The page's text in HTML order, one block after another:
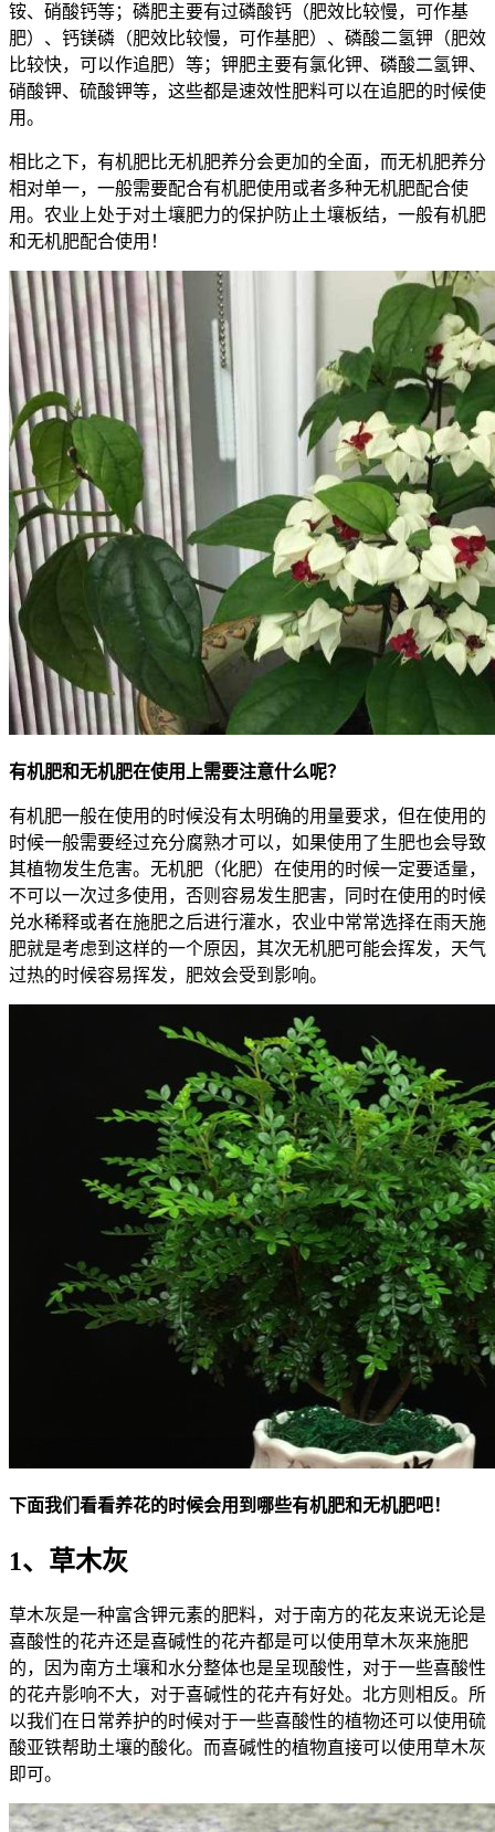
铵、硝酸钙等；磷肥主要有过磷酸钙（肥效比较慢，可作基
肥）、钙镁磷（肥效比较慢，可作基肥）、磷酸二氢钾（肥效
比较快，可以作追肥）等；钾肥主要有氯化钾、磷酸二氢钾、
硝酸钾、硫酸钾等，这些都是速效性肥料可以在追肥的时候使
用。
相比之下，有机肥比无机肥养分会更加的全面，而无机肥养分
相对单一，一般需要配合有机肥使用或者多种无机肥配合使
用。农业上处于对土壤肥力的保护防止土壤板结，一般有机肥
和无机肥配合使用！
有机肥和无机肥在使用上需要注意什么呢？
有机肥一般在使用的时候没有太明确的用量要求，但在使用的
时候一般需要经过充分腐熟才可以，如果使用了生肥也会导致
其植物发生危害。无机肥（化肥）在使用的时候一定要适量，
不可以一次过多使用，否则容易发生肥害，同时在使用的时候
兑水稀释或者在施肥之后进行灌水，农业中常常选择在雨天施
肥就是考虑到这样的一个原因，其次无机肥可能会挥发，天气
过热的时候容易挥发，肥效会受到影响。
下面我们看看养花的时候会用到哪些有机肥和无机肥吧！
1、草木灰
草木灰是一种富含钾元素的肥料，对于南方的花友来说无论是
喜酸性的花卉还是喜碱性的花卉都是可以使用草木灰来施肥
的，因为南方土壤和水分整体也是呈现酸性，对于一些喜酸性
的花卉影响不大，对于喜碱性的花卉有好处。北方则相反。所
以我们在日常养护的时候对于一些喜酸性的植物还可以使用硫
酸亚铁帮助土壤的酸化。而喜碱性的植物直接可以使用草木灰
即可。